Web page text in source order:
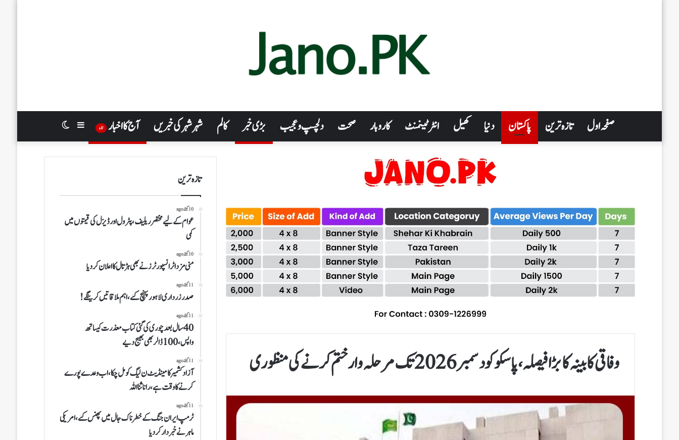
صفحہ اول تازہ ترین پاکستان دنیا کھیل انٹرٹینمنٹ کاروبار صحت دلچسپ و عجیب بڑی خبر کالم شہر شہر کی خبریں آج کا اخبار تازہ Switch
skin
Sidebar
وفاقی کابینہ کا بڑا فیصلہ، پاسکو کو دسمبر 2026 تک مرحلہ وار ختم کرنے کی منظوری
تازہ ترین
10 گھنٹے ago
عوام کے لیے مختصر ریلیف، پٹرول اور ڈیزل کی قیمتوں میں
کمی
10 گھنٹے ago
منی مزداٹرانسپورٹرز نے بھی ہڑتال کااعلان کردیا
11 گھنٹے ago
صدرزرداری لاہور پہنچ گئے،اہم ملاقاتیں کرینگے!
11 گھنٹے ago
40سال بعدچوری کی گئی کتاب معذرت کیساتھ
واپس،100ڈالر بھی بھیج دیے
11 گھنٹے ago
آزاد کشمیر کامینڈیٹ ن لیگ کو مل چکا،اب وعدے پورے
کرنے کا وقت ہے،رانا ثنا اللہ
11 گھنٹے ago
ٹرمپ ایران جنگ کے خطرناک جال میں پھنس گئے، امریکی
ماہر نے خبردار کردیا